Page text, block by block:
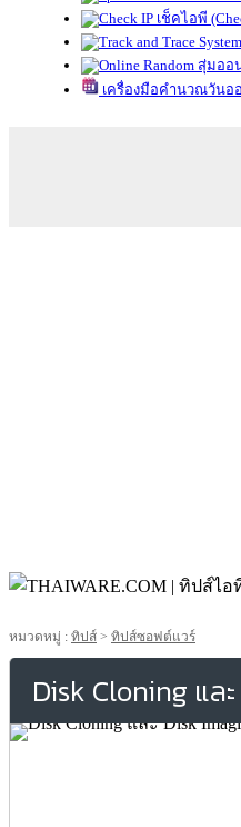
เช็คไอพี
สุ่มออ
เครื่องมือคำนวณวันอ
หมวดหมู่ : ทิปส์ > ทิปส์ซอฟต์แวร์
Disk Cloning แล